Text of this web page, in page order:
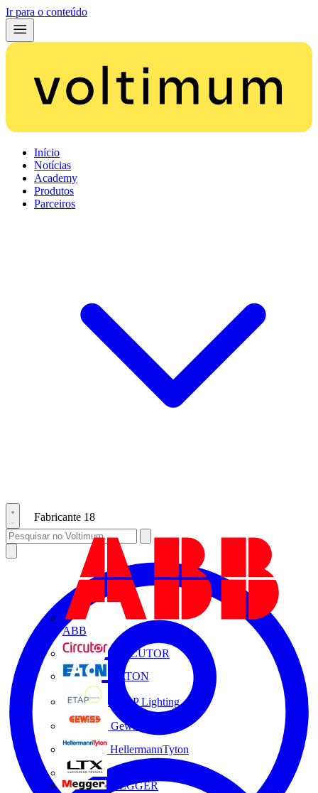
Ir para o conteúdo
Início
Notícias
Academy
Produtos
Parceiros
Fabricante 18
ABB
CIRCUTOR
EATON
ETAP Lighting
Gewiss
HellermannTyton
MEGGER